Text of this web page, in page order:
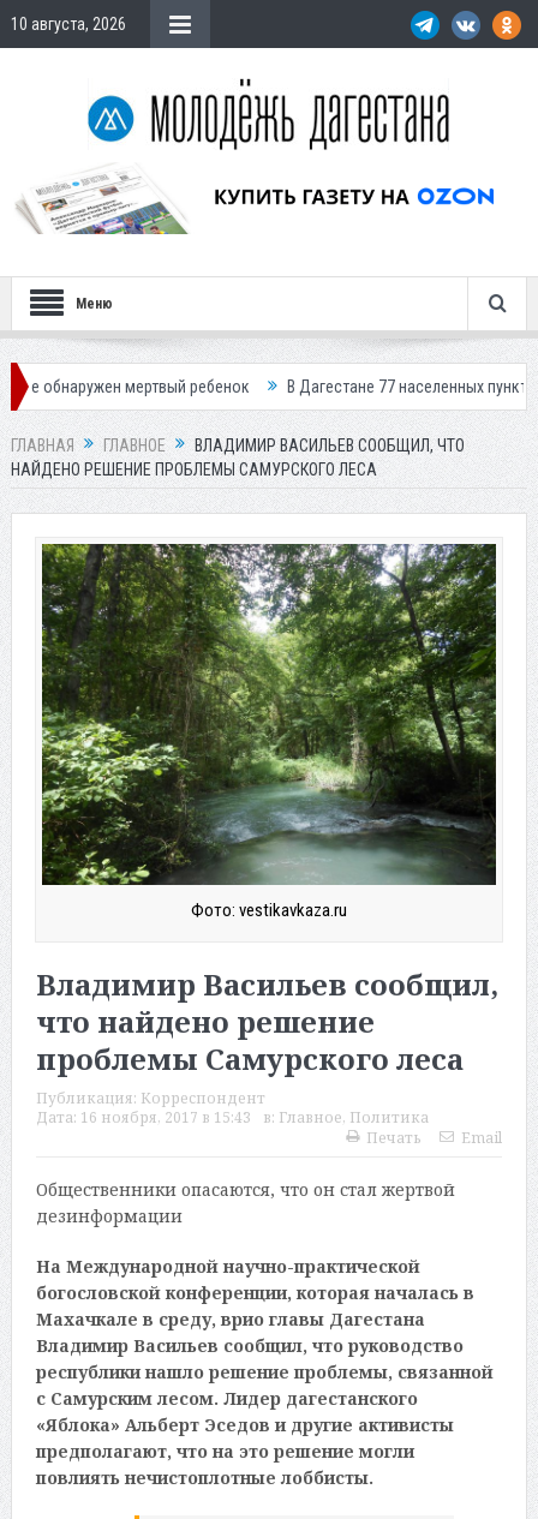
10 августа, 2026
Меню
мертвый ребенок В Дагестане 77 населенных пунктов остались
ГЛАВНАЯ ГЛАВНОЕ
ВЛАДИМИР ВАСИЛЬЕВ СООБЩИЛ, ЧТО
НАЙДЕНО РЕШЕНИЕ ПРОБЛЕМЫ САМУРСКОГО ЛЕСА
Фото: vestikavkaza.ru
Владимир Васильев сообщил,
что найдено решение
проблемы Самурского леса
Публикация: Корреспондент
Дата: 16 ноября, 2017 в 15:43 в: Главное, Политика
Печать
Email
Общественники опасаются, что он стал жертвой
дезинформации
На Международной научно-практической
богословской конференции, которая началась в
Махачкале в среду, врио главы Дагестана
Владимир Васильев сообщил, что руководство
республики нашло решение проблемы, связанной
с Самурским лесом. Лидер дагестанского
«Яблока» Альберт Эседов и другие активисты
предполагают, что на это решение могли
повлиять нечистоплотные лоббисты.